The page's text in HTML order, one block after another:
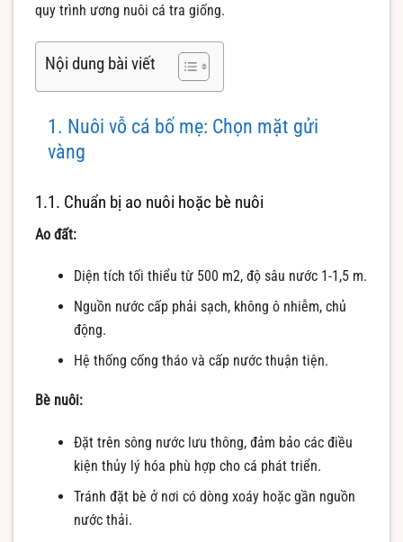
quy trình ương nuôi cá tra giống.
Nội dung bài viết
1. Nuôi vỗ cá bố mẹ: Chọn mặt gửi
vàng
1.1. Chuẩn bị ao nuôi hoặc bè nuôi
Ao đất:
Diện tích tối thiểu từ 500 m2, độ sâu nước 1-1,5 m.
Nguồn nước cấp phải sạch, không ô nhiễm, chủ
động.
Hệ thống cống tháo và cấp nước thuận tiện.
Bè nuôi:
Đặt trên sông nước lưu thông, đảm bảo các điều
kiện thủy lý hóa phù hợp cho cá phát triển.
Tránh đặt bè ở nơi có dòng xoáy hoặc gần nguồn
nước thải.